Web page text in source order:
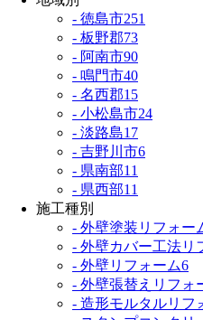
- 徳島市251
- 板野郡73
- 阿南市90
- 鳴門市40
- 名西郡15
- 小松島市24
- 淡路島17
- 吉野川市6
- 県南部11
- 県西部11
施工種別
- 外壁塗装リフォー
- 外壁カバー工法リ
- 外壁リフォーム6
- 外壁張替えリフォ
- 造形モルタルリフ